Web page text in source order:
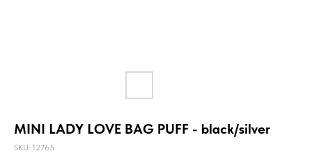
MINI LADY LOVE BAG PUFF - black/silver
SKU: 12765